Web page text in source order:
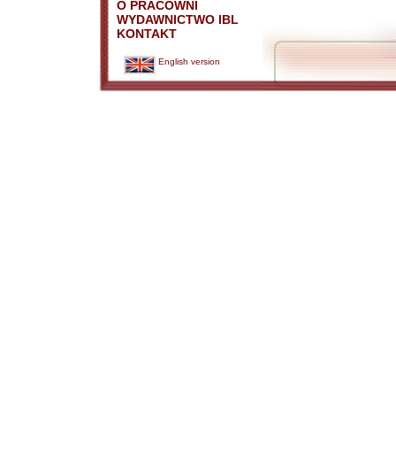
O PRACOWNI
WYDAWNICTWO IBL
KONTAKT
English version